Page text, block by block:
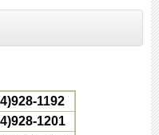
1192
1201